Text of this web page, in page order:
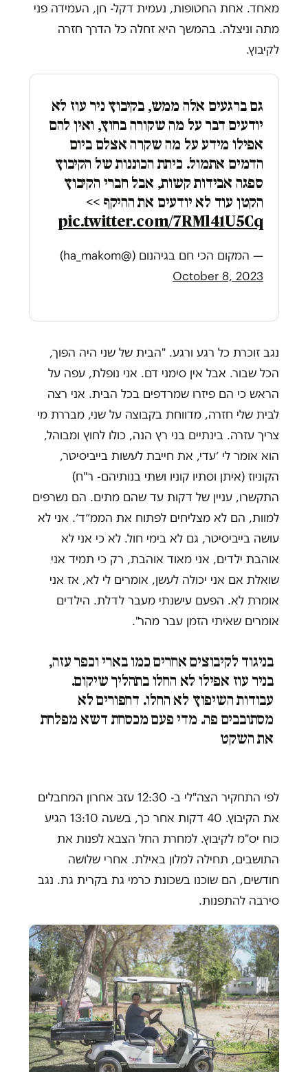
מאחד. אחת החטופות, נעמית דקל- חן, העמידה פני
מתה וניצלה. בהמשך היא זחלה כל הדרך חזרה
לקיבוץ.
גם ברגעים אלה ממש, בקיבוץ ניר עוז לא
יודעים דבר על מה שקורה בחוץ, ואין להם
אפילו מידע על מה שקרה אצלם ביום
הדמים אתמול. כיתת הכוננות של הקיבוץ
ספגה אבידות קשות, אבל חברי הקיבוץ
הקטן עוד לא יודעים את ההיקף >>
pic.twitter.com/7RMl41U5Cq
— המקום הכי חם בגיהנום (@ha_makom)
October 8, 2023
נגב זוכרת כל רגע ורגע. "הבית של שני היה הפוך,
הכל שבור. אבל אין סימני דם. אני נופלת, עפה על
הראש כי הם פיזרו שמרדפים בכל הבית. אני רצה
לבית שלי חזרה, מדווחת בקבוצה על שני, מבררת מי
צריך עזרה. בינתיים בני רץ הנה, כולו לחוץ ומבוהל,
הוא אומר לי ׳עדי, את חייבת לעשות בייביסיטר,
הקוניוז (איתן וסתיו קוניו ושתי בנותיהם- ר"ח)
התקשרו, עניין של דקות עד שהם מתים. הם נשרפים
למוות, הם לא מצליחים לפתוח את הממ״ד׳. אני לא
עושה בייביסיטר, גם לא בימי חול. לא כי אני לא
אוהבת ילדים, אני מאוד אוהבת, רק כי תמיד אני
שואלת אם אני יכולה לעשן, אומרים לי לא, אז אני
אומרת לא. הפעם עישנתי מעבר לדלת. הילדים
אומרים שאיתי הזמן עבר מהר".
בניגוד לקיבוצים אחרים כמו בארי וכפר עזה,
בניר עוז אפילו לא החלו בתהליך שיקום.
עבודות השיפוץ לא החלו. דחפורים לא
מסתובבים פה. מדי פעם מכסחת דשא מפלחת
את השקט
לפי התחקיר הצה"לי ב- 12:30 עזב אחרון המחבלים
את הקיבוץ. 40 דקות אחר כך, בשעה 13:10 הגיע
כוח יס"מ לקיבוץ. למחרת החל הצבא לפנות את
התושבים, תחילה למלון באילת. אחרי שלושה
חודשים, הם שוכנו בשכונת כרמי גת בקרית גת. נגב
סירבה להתפנות.